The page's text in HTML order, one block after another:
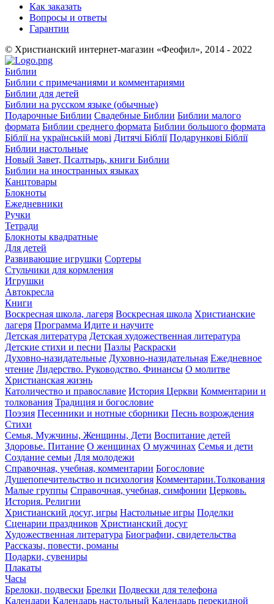
Как заказать
Вопросы и ответы
Гарантии
© Христианский интернет-магазин «Феофил», 2014 - 2022
Библии
Библии с примечаниями и комментариями
Библии для детей
Библии на русском языке (обычные)
Подарочные Библии Свадебные Библии Библии малого
формата Библии среднего формата Библии большого формата
Біблії на українській мові Дитячі Біблії Подарункові Біблії
Библии настольные
Новый Завет, Псалтырь, книги Библии
Библии на иностранных языках
Канцтовары
Блокноты
Ежедневники
Ручки
Тетради
Блокноты квадратные
Для детей
Развивающие игрушки Сортеры
Стульчики для кормления
Игрушки
Автокресла
Книги
Воскресная школа, лагеря Воскресная школа Христианские
лагеря Программа Идите и научите
Детская литература Детская художественная литература
Детские стихи и песни Пазлы Раскраски
Духовно-назидательные Духовно-назидательная Ежедневное
чтение Лидерство. Руководство. Финансы О молитве
Христианская жизнь
Католичество и православие История Церкви Комментарии и
толкования Традиция и богословие
Поэзия Песенники и нотные сборники Песнь возрождения
Стихи
Семья, Мужчины, Женщины, Дети Воспитание детей
Здоровье. Питание О женщинах О мужчинах Семья и дети
Создание семьи Для молодежи
Справочная, учебная, комментарии Богословие
Душепопечительство и психология Комментарии.Толкования
Малые группы Справочная, учебная, симфонии Церковь.
История. Религии
Христианский досуг, игры Настольные игры Поделки
Сценарии праздников Христианский досуг
Художественная литература Биографии, свидетельства
Рассказы, повести, романы
Подарки, сувениры
Плакаты
Часы
Брелоки, подвески Брелки Подвески для телефона
Календари Календарь настольный Календарь перекидной